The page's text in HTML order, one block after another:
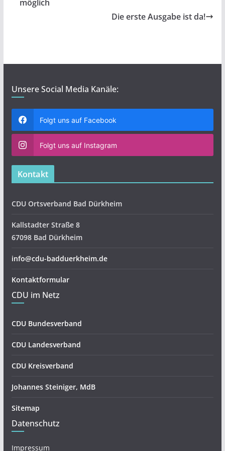
möglich
Die erste Ausgabe ist da!
Unsere Social Media Kanäle:
Folgt uns auf Facebook
Folgt uns auf Instagram
Kontakt
CDU Ortsverband Bad Dürkheim
Kallstadter Straße 8
67098 Bad Dürkheim
info@cdu-badduerkheim.de
Kontaktformular
CDU im Netz
CDU Bundesverband
CDU Landesverband
CDU Kreisverband
Johannes Steiniger, MdB
Sitemap
Datenschutz
Impressum